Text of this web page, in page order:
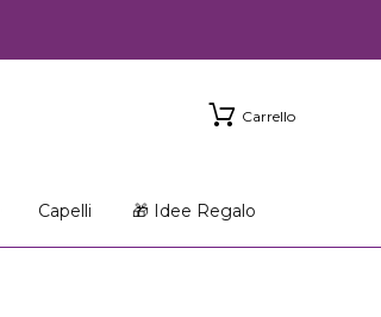
Carrello
Capelli 🎁 Idee Regalo